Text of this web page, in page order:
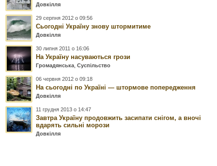
Довкілля
29 серпня 2012 о 09:56
Сьогодні Україну знову штормитиме
Довкілля
30 липня 2011 о 16:06
На Україну насуваються грози
Громадянська ,Суспільство
06 червня 2012 о 09:18
На сьогодні по Україні — штормове попередження
Довкілля
11 грудня 2013 о 14:47
Завтра Україну продовжить засипати снігом, а вночі
вдарять сильні морози
Довкілля